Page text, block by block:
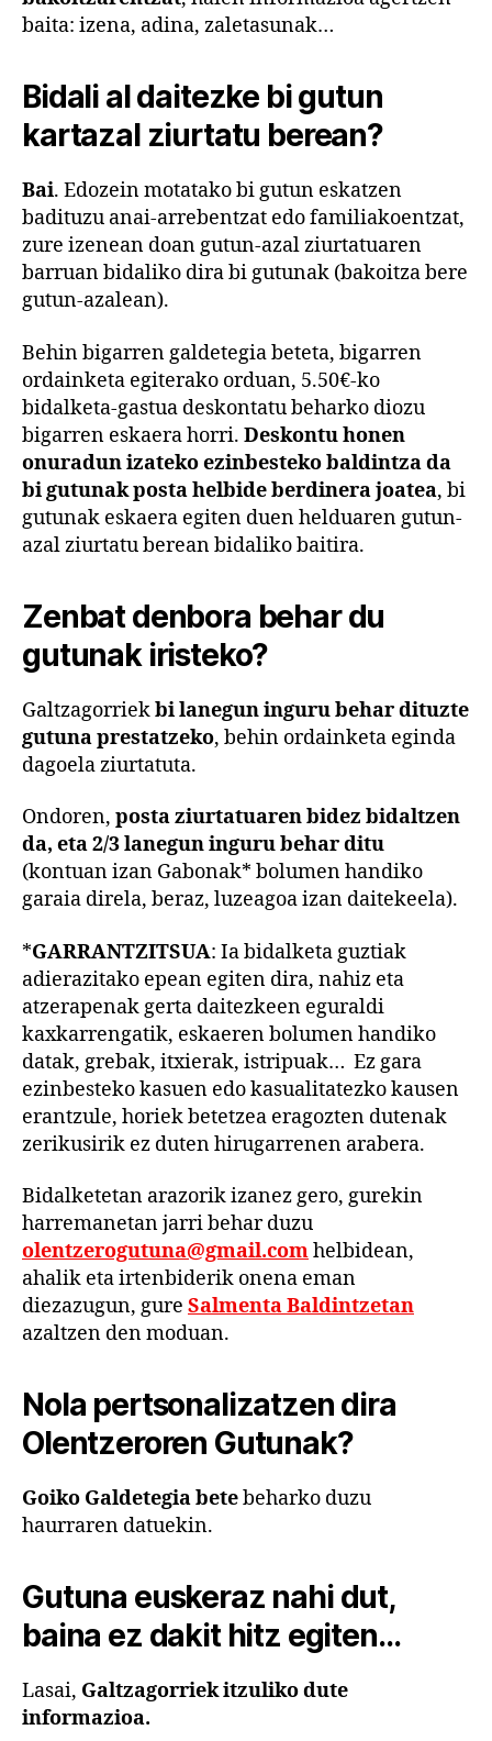
baita: izena, adina, zaletasunak…
Bidali al daitezke bi gutun
kartazal ziurtatu berean?
Bai. Edozein motatako bi gutun eskatzen
badituzu anai-arrebentzat edo familiakoentzat,
zure izenean doan gutun-azal ziurtatuaren
barruan bidaliko dira bi gutunak (bakoitza bere
gutun-azalean).
Behin bigarren galdetegia beteta, bigarren
ordainketa egiterako orduan, 5.50€-ko
bidalketa-gastua deskontatu beharko diozu
bigarren eskaera horri. Deskontu honen
onuradun izateko ezinbesteko baldintza da
bi gutunak posta helbide berdinera joatea, bi
gutunak eskaera egiten duen helduaren gutun-
azal ziurtatu berean bidaliko baitira.
Zenbat denbora behar du
gutunak iristeko?
Galtzagorriekbi laneguninguru behar dituzte
gutuna prestatzeko, behin ordainketa eginda
dagoela ziurtatuta.
Ondoren, posta ziurtatuaren bidez bidaltzen
da, eta 2/3 lanegun inguru behar ditu
(kontuan izan Gabonak* bolumen handiko
garaia direla, beraz, luzeagoa izan daitekeela).
*GARRANTZITSUA: Ia bidalketa guztiak
adierazitako epean egiten dira, nahiz eta
atzerapenak gerta daitezkeen eguraldi
kaxkarrengatik, eskaeren bolumen handiko
datak, grebak, itxierak, istripuak… Ez gara
ezinbesteko kasuen edo kasualitatezko kausen
erantzule, horiek betetzea eragozten dutenak
zerikusirik ez duten hirugarrenen arabera.
Bidalketetan arazorik izanez gero, gurekin
harremanetan jarri behar duzu
olentzerogutuna@gmail.comhelbidean,
ahalik eta irtenbiderik onena eman
diezazugun, gure Salmenta Baldintzetan
azaltzen den moduan.
Nola pertsonalizatzen dira
Olentzeroren Gutunak?
Goiko Galdetegia betebeharko duzu
haurraren datuekin.
Gutuna euskeraz nahi dut,
baina ez dakit hitz egiten…
Lasai, Galtzagorriek itzuliko dute
informazioa.